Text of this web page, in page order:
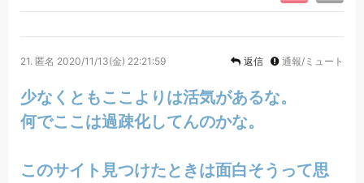
21. 匿名 2020/11/13(金) 22:21:59 返信 通報/ミュート
少なくともここよりは活気があるな。
何でここは過疎化してんのかな。
このサイト見つけたときは面白そうって思